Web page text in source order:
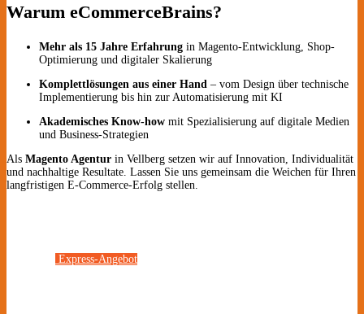
Warum eCommerceBrains?
Mehr als 15 Jahre Erfahrung in Magento-Entwicklung, Shop-
Optimierung und digitaler Skalierung
Komplettlösungen aus einer Hand – vom Design über technische
Implementierung bis hin zur Automatisierung mit KI
Akademisches Know-how mit Spezialisierung auf digitale Medien
und Business-Strategien
Als Magento Agentur in Vellberg setzen wir auf Innovation, Individualität
und nachhaltige Resultate. Lassen Sie uns gemeinsam die Weichen für Ihren
langfristigen E-Commerce-Erfolg stellen.
Express-Angebot